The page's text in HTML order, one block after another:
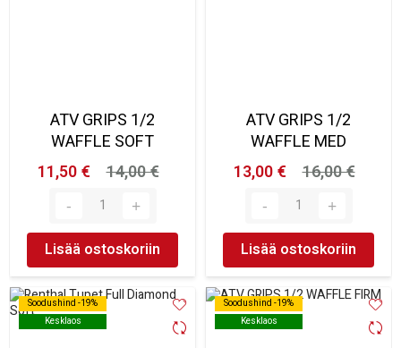
ATV GRIPS 1/2
WAFFLE SOFT
11,50 €
14,00 €
Lisää ostoskoriin
ATV GRIPS 1/2
WAFFLE MED
13,00 €
16,00 €
Lisää ostoskoriin
Soodushind -19%
Kesklaos
Soodushind -19%
Kesklaos
Soodushind -19%
Kesklaos
Soodushind -19%
Kesklaos